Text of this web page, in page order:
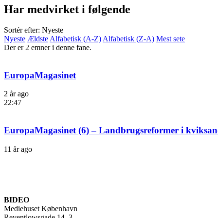
Har medvirket i følgende
Sortér efter: Nyeste
Nyeste Ældste Alfabetisk (A-Z) Alfabetisk (Z-A) Mest sete
Der er 2 emner i denne fane.
EuropaMagasinet
2 år ago
22:47
EuropaMagasinet (6) – Landbrugsreformer i
11 år ago
BIDEO
Mediehuset København